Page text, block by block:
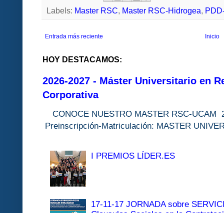
Labels: Master RSC, Master RSC-Hidrogea,
Entrada más reciente Inicio
HOY DESTACAMOS:
2026-2027 - Máster Universitario en
Corporativa
CONOCE NUESTRO MASTER
Preinscripción-Matriculación: MASTER
I PREMIOS LÍDER.ES
17-11-17 JORNADA sobre